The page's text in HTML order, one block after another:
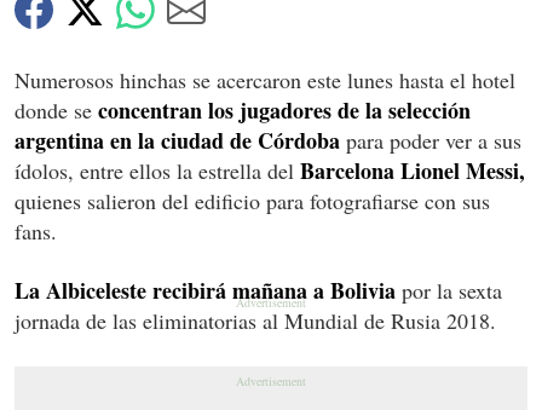
Numerosos hinchas se acercaron este lunes hasta el hotel
donde se concentran los jugadores de la selección
argentina en la ciudad de Córdoba para poder ver a sus
ídolos, entre ellos la estrella del Barcelona Lionel Messi,
quienes salieron del edificio para fotografiarse con sus
fans.
La Albiceleste recibirá mañana a Bolivia por la sexta
jornada de las eliminatorias al Mundial de Rusia 2018.